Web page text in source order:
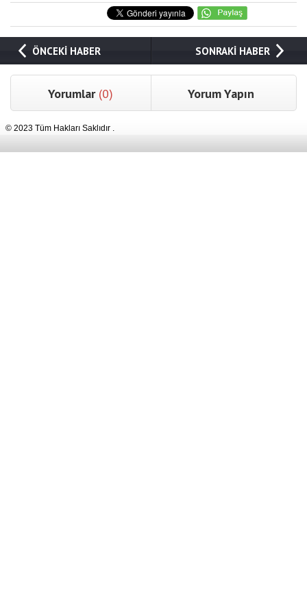
ÖNCEKİ HABER SONRAKİ HABER
Yorumlar (0) Yorum Yapın
© 2023 Tüm Hakları Saklıdır .